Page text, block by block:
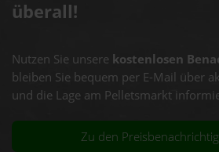
überall!
Nutzen Sie unsere kostenlosen
bleiben Sie bequem per E-Mail über
und die Lage am Pelletsmarkt
Zu den